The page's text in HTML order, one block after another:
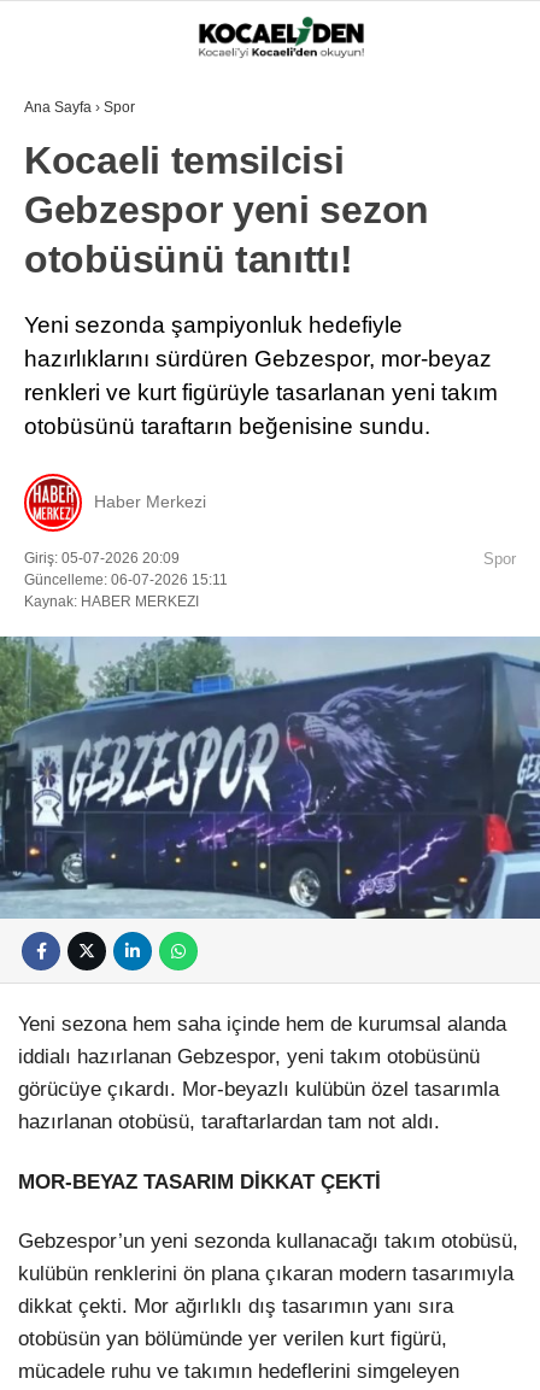
Ana Sayfa › Spor
Kocaeli temsilcisi
Gebzespor yeni sezon
otobüsünü tanıttı!
Yeni sezonda şampiyonluk hedefiyle
hazırlıklarını sürdüren Gebzespor, mor-beyaz
renkleri ve kurt figürüyle tasarlanan yeni takım
otobüsünü taraftarın beğenisine sundu.
Haber Merkezi
Giriş: 05-07-2026 20:09
Güncelleme: 06-07-2026 15:11
Kaynak: HABER MERKEZI
Spor
Yeni sezona hem saha içinde hem de kurumsal alanda
iddialı hazırlanan Gebzespor, yeni takım otobüsünü
görücüye çıkardı. Mor-beyazlı kulübün özel tasarımla
hazırlanan otobüsü, taraftarlardan tam not aldı.
MOR-BEYAZ TASARIM DİKKAT ÇEKTİ
Gebzespor’un yeni sezonda kullanacağı takım otobüsü,
kulübün renklerini ön plana çıkaran modern tasarımıyla
dikkat çekti. Mor ağırlıklı dış tasarımın yanı sıra
otobüsün yan bölümünde yer verilen kurt figürü,
mücadele ruhu ve takımın hedeflerini simgeleyen